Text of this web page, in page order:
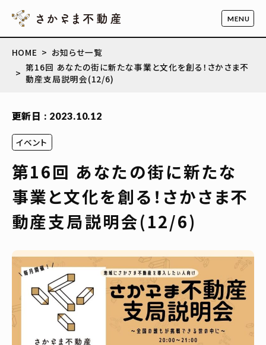
HOME
お知らせ一覧
第16回 あなたの街に新たな事業と文化を創る！さかさま不
動産支局説明会(12/6)
更新日 : 2023.10.12
イベント
第16回 あなたの街に新たな
事業と文化を創る！さかさま不
動産支局説明会(12/6)